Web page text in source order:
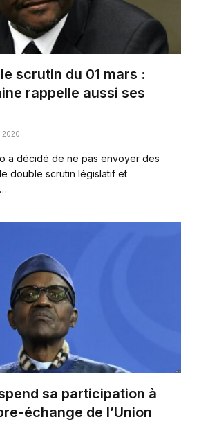
scrutin du 01 mars :
rappelle aussi ses
2020
a décidé de ne pas envoyer des
double scrutin législatif et
sa participation à
échange de l’Union